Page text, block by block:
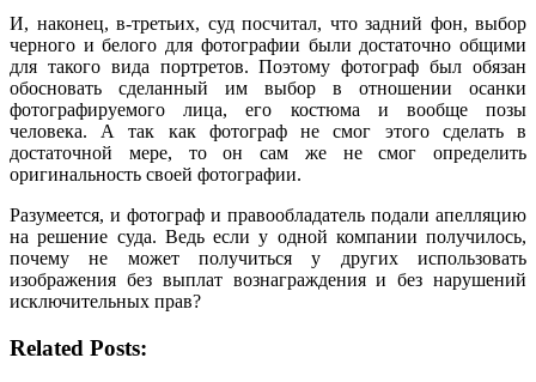
И, наконец, в-третьих, суд посчитал, что задний фон, выбор
черного и белого для фотографии были достаточно общими
для такого вида портретов. Поэтому фотограф был обязан
обосновать сделанный им выбор в отношении осанки
фотографируемого лица, его костюма и вообще позы
человека. А так как фотограф не смог этого сделать в
достаточной мере, то он сам же не смог определить
оригинальность своей фотографии.
Разумеется, и фотограф и правообладатель подали апелляцию
на решение суда. Ведь если у одной компании получилось,
почему не может получиться у других использовать
изображения без выплат вознаграждения и без нарушений
исключительных прав?
Related Posts: